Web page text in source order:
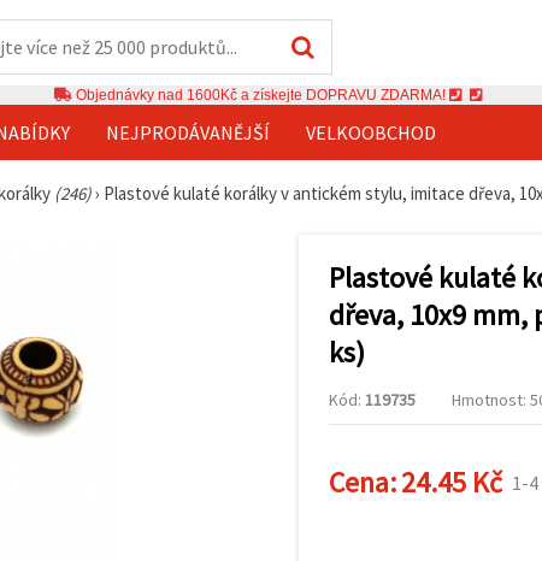
Objednávky nad 1600Kč a získejte DOPRAVU ZDARMA!
NEJPRODÁVANĚJŠÍ VELKOOBCHOD
(246)› Plastové kulaté korálky v antickém stylu, imitace dřeva,
Plastové kulaté
dřeva, 10x9 mm,
ks)
Kód: 119735 Hmotnost:
Cena:24.45 Kč 1-